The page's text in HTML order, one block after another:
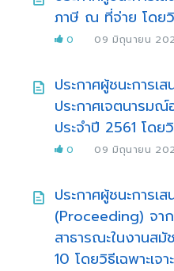
ภาษี ณ ที่จ่าย โดยวิ
0 09 มิถุนายน
ประกาศผู้ชนะการเ
ประกาศเจตนารม
ประจำปี 2561 โดยวิ
0 09 มิถุนายน
ประกาศผู้ชนะการเ
(Proceeding) จา
สาธารณะในงานส
10 โดยวิธีเฉพาะเจา